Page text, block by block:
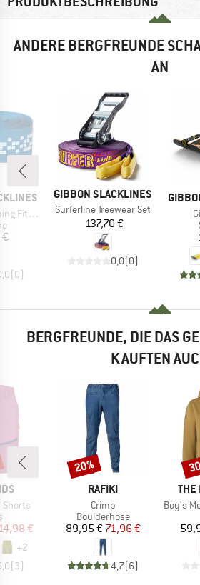
ANDERE BERGFREUNDE
AN
Fitness
(0)
MARKE
GIBBON SLACKLINES
Artikel
Surferline Treewear Set
Preis
137,70 €
0,0(0)
MARKE
BERGFREUNDE, DIE DAS
KAUFTEN
Shorts
Preis
€
+2
(3)
MARKE
RAFIKI
Artikel
Crimp
Produktgruppe
Boulderhose
Preis
89,95 €reduzierter Preis
71,96 €
4,7(6)
Rabatt
20%
THE
Artikel
Boy's